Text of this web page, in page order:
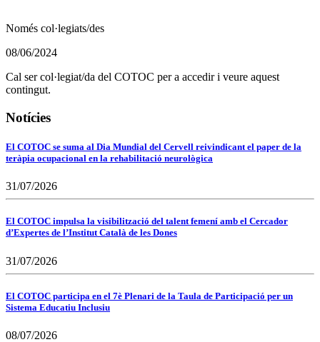
Només col·legiats/des
08/06/2024
Cal ser col·legiat/da del COTOC per a accedir i veure aquest
contingut.
Notícies
El COTOC se suma al Dia Mundial del Cervell reivindicant el paper de la
teràpia ocupacional en la rehabilitació neurològica
31/07/2026
El COTOC impulsa la visibilització del talent femení amb el Cercador
d’Expertes de l’Institut Català de les Dones
31/07/2026
El COTOC participa en el 7è Plenari de la Taula de Participació per un
Sistema Educatiu Inclusiu
08/07/2026